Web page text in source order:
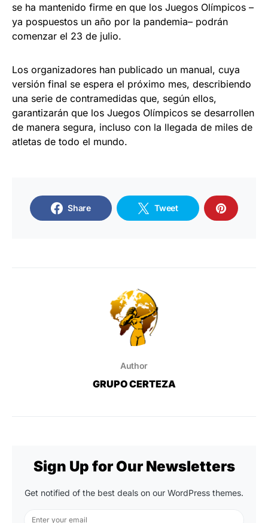
se ha mantenido firme en que los Juegos Olímpicos –
ya pospuestos un año por la pandemia– podrán
comenzar el 23 de julio.
Los organizadores han publicado un manual, cuya
versión final se espera el próximo mes, describiendo
una serie de contramedidas que, según ellos,
garantizarán que los Juegos Olímpicos se desarrollen
de manera segura, incluso con la llegada de miles de
atletas de todo el mundo.
Share Tweet
Author
GRUPO CERTEZA
Sign Up for Our Newsletters
Get notified of the best deals on our WordPress themes.